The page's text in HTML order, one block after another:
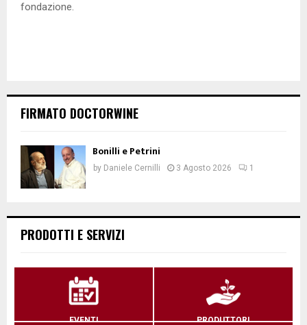
fondazione.
FIRMATO DOCTORWINE
Bonilli e Petrini
by Daniele Cernilli 3 Agosto 2026 1
PRODOTTI E SERVIZI
EVENTI PRODUTTORI